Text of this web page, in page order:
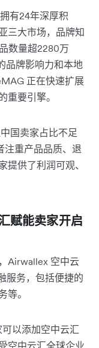
有24年深厚积
三大市场，品牌知
数量超2280万
品牌影响力和本地
正在快速扩展
重要引擎。
国卖家占比不足
注重产品品质、退
提供了利润可观、
赋能卖家开启
Airwallex 空中云
服务，包括便捷的
等。
以添加空中云汇